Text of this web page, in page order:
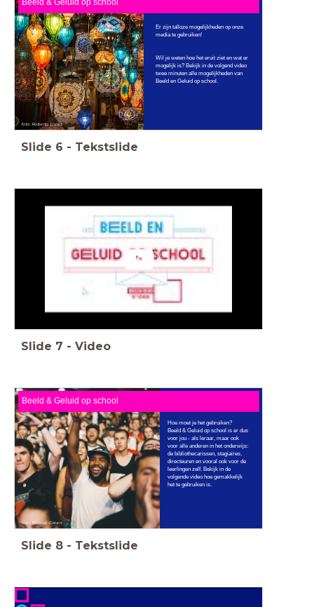
foto: Roberto Lopez
Er zijn talloze mogelijkheden op onze
media te gebruiken!
Wil je weten hoe het eruit ziet en wat er
mogelijk is? Bekijk in de volgend video
twee minuten alle mogelijkheden van
Beeld en Geluid op school.
Beeld & Geluid op school
Slide 6 - Tekstslide
Slide 7 - Video
Beeld & Geluid op school
Hoe moet je het gebruiken?
Beeld & Geluid op school is er dus
voor jou - als leraar, maar ook
voor alle anderen in het onderwijs:
de bibliothecarissen, stagiaires,
directeuren en vooral ook voor de
leerlingen zelf. Bekijk in de
volgende video hoe gemakkelijk
het te gebruiken is.
foto: Nicolas Green
Slide 8 - Tekstslide